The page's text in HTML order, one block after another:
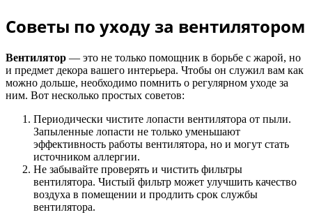
Советы по уходу за вентилятором
Вентилятор — это не только помощник в борьбе с жарой, но
и предмет декора вашего интерьера. Чтобы он служил вам как
можно дольше, необходимо помнить о регулярном уходе за
ним. Вот несколько простых советов:
Периодически чистите лопасти вентилятора от пыли.
Запыленные лопасти не только уменьшают
эффективность работы вентилятора, но и могут стать
источником аллергии.
Не забывайте проверять и чистить фильтры
вентилятора. Чистый фильтр может улучшить качество
воздуха в помещении и продлить срок службы
вентилятора.